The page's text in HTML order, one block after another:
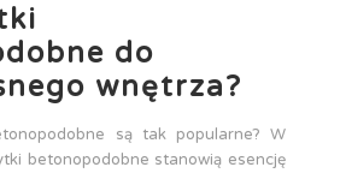
do
wnętrza?
są tak popularne? W
betonopodobne stanowią esencję